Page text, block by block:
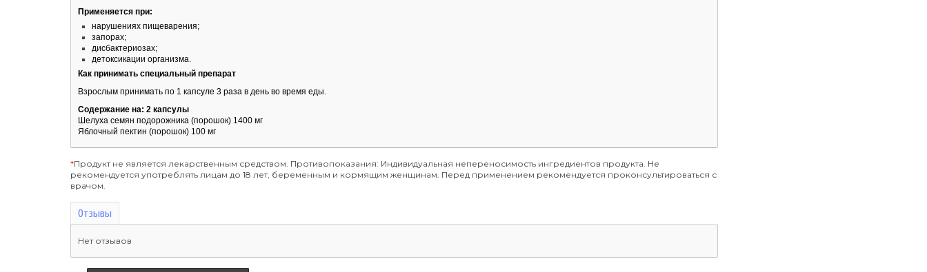
Применяется при:
нарушениях пищеварения;
запорах;
дисбактериозах;
детоксикации организма.
Как принимать специальный препарат
Взрослым принимать по 1 капсуле 3 раза в день во время еды.
Содержание на: 2 капсулы
Шелуха семян подорожника (порошок) 1400 мг
Яблочный пектин (порошок) 100 мг
*Продукт не является лекарственным средством. Противопоказания: Индивидуальная непереносимость ингредиентов продукта. Не
рекомендуется употреблять лицам до 18 лет, беременным и кормящим женщинам. Перед применением рекомендуется проконсультироваться с
врачом.
Отзывы
Нет отзывов